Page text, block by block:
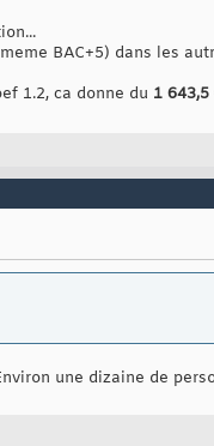
BAC+5) dans les
1.2, ca donne du 1
une dizaine de